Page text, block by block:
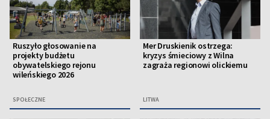
Ruszyło głosowanie na
projekty budżetu
obywatelskiego rejonu
wileńskiego 2026
SPOŁECZNE
Mer Druskienik ostrzega:
kryzys śmieciowy z Wilna
zagraża regionowi olickiemu
LITWA